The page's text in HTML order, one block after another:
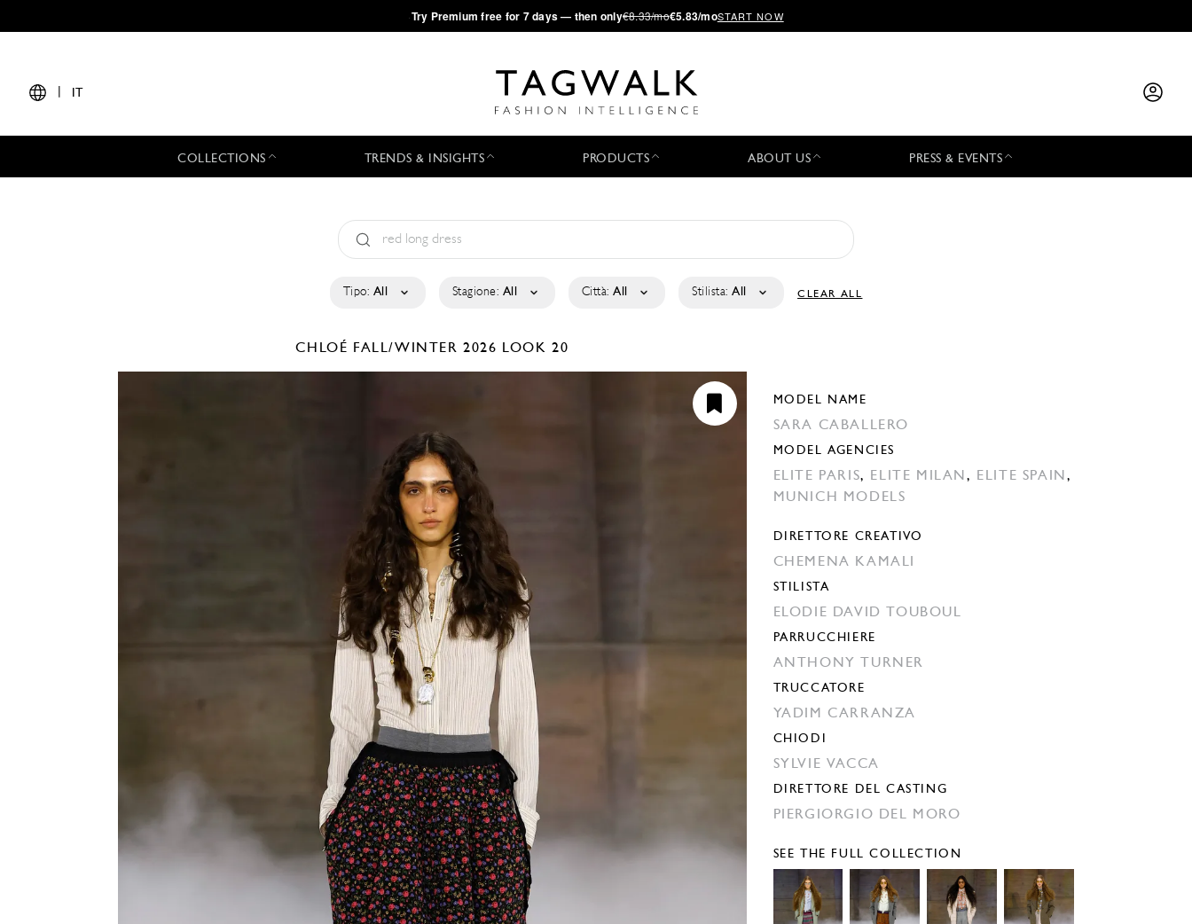
·Try Premium free for 7 days — then only€8.33/mo€5.83/moSTART NOW
IT
COLLECTIONS TRENDS & INSIGHTS PRODUCTS ABOUT US PRESS & EVENTS
Tipo: All Stagione: All Città: All Stilista: All CLEAR ALL
CHLOÉ FALL/WINTER 2026 LOOK 20
MODEL NAME
SARA CABALLERO
MODEL AGENCIES
ELITE PARIS, ELITE MILAN, ELITE SPAIN ,
MUNICH MODELS
DIRETTORE CREATIVO
CHEMENA KAMALI
STILISTA
ELODIE DAVID TOUBOUL
PARRUCCHIERE
ANTHONY TURNER
TRUCCATORE
YADIM CARRANZA
CHIODI
SYLVIE VACCA
DIRETTORE DEL CASTING
PIERGIORGIO DEL MORO
SEE THE FULL COLLECTION